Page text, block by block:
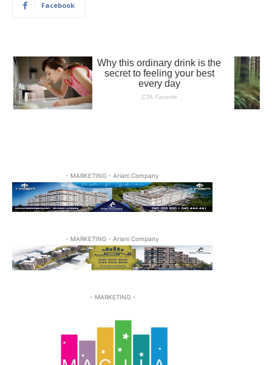
Facebook
- MARKETING - Ariani Company
- MARKETING - Ariani Company
- MARKETING -